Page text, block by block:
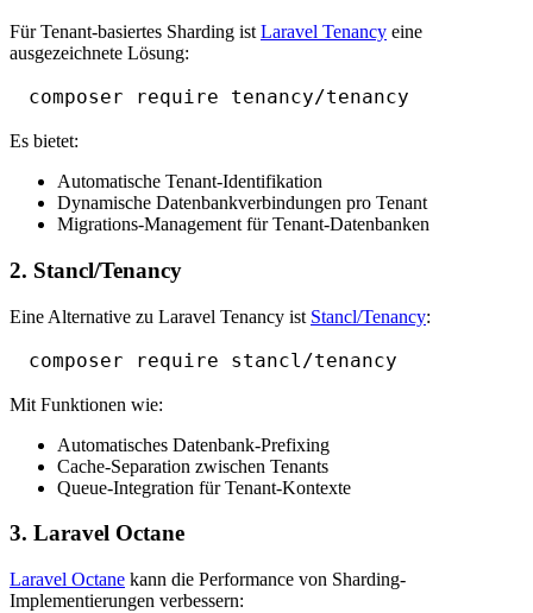
Für Tenant-basiertes Sharding ist Laravel Tenancy eine
ausgezeichnete Lösung:
Es bietet:
Automatische Tenant-Identifikation
Dynamische Datenbankverbindungen pro Tenant
Migrations-Management für Tenant-Datenbanken
2. Stancl/Tenancy
Eine Alternative zu Laravel Tenancy ist Stancl/Tenancy:
Mit Funktionen wie:
Automatisches Datenbank-Prefixing
Cache-Separation zwischen Tenants
Queue-Integration für Tenant-Kontexte
3. Laravel Octane
Laravel Octane kann die Performance von Sharding-
Implementierungen verbessern: